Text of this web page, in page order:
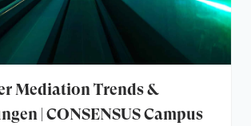
Mediation Trends &
| CONSENSUS Campus